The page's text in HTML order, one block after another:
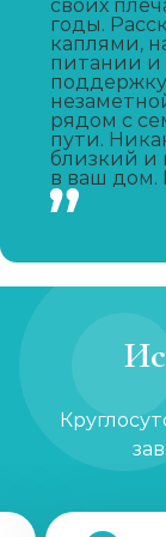
Капельница от
от 1 450 ₽
Капельница от
от 1 100 ₽
Кодирование
от 2 150 ₽
от 3 200 ₽
своих
годы.
каплями,
питании и
рядом с
пути.
близкий
в ваш дом.